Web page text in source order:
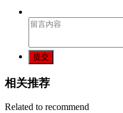
提交
相关推荐
Related to recommend